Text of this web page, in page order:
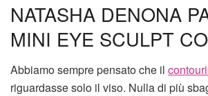
NATASHA DENONA
MINI EYE SCULPT
Abbiamo sempre pensato che il
riguardasse solo il viso. Nulla di più